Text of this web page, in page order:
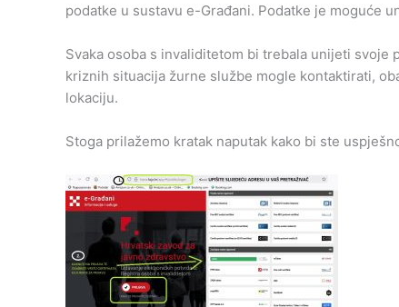
podatke u sustavu e-Građani. Podatke je moguće
Svaka osoba s invaliditetom bi trebala unijeti svoje
kriznih situacija žurne službe mogle kontaktirati,
lokaciju.
Stoga prilažemo kratak naputak kako bi ste